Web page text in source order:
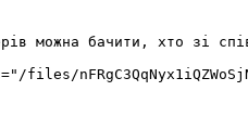
можна бачити, хто зі
files/